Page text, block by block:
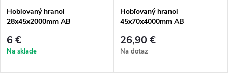
Hobľovaný hranol
28x45x2000mm AB
6 €
Na sklade
Hobľovaný hranol
45x70x4000mm AB
26,90 €
Na dotaz